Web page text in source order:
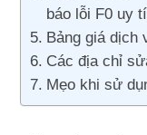
báo lỗi F0 uy
Bảng giá dịch
Các địa chỉ
Mẹo khi sử